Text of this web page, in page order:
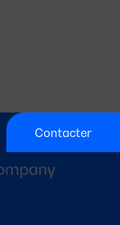
Contacter